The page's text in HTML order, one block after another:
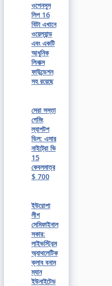
ওপেনসুস
লিপ 16
বিটা এখানে
ওয়েল্যান্ড
এবং একটি
আধুনিক
লিনাক্স
ফাউন্ডেশন
সহ রয়েছে
সেরা সস্তা
গেমিং
ল্যাপটপ
ডিল: এসার
নাইট্রো ভি
15
কেবলমাত্র
$ 700
ইউরোপা
লীগ
সেমিফাইনাল
সকার:
লাইভস্ট্রিম
অ্যাথলেটিক
ক্লাব বনাম
ম্যান
ইউনাইটেড